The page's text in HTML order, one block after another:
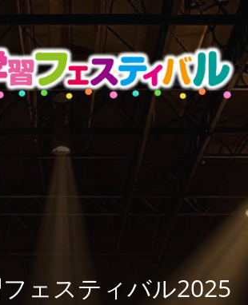
ェスティバル2025